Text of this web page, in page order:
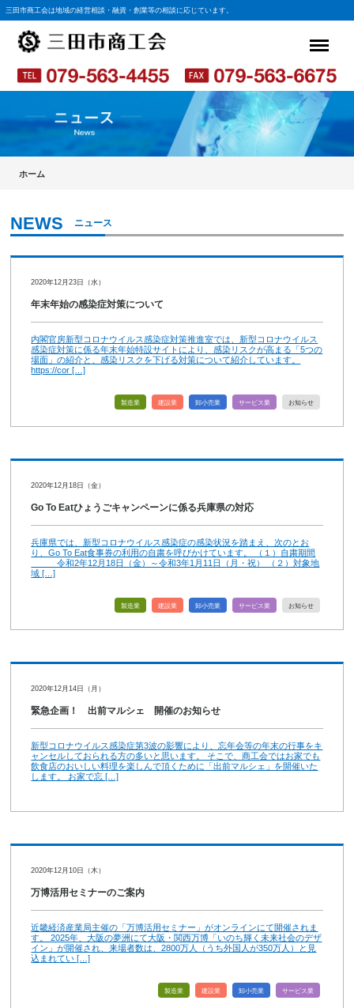
三田市商工会は地域の経営相談・融資・創業等の相談に応じています。
ホーム
ニュース
2020年12月23日（水）
年末年始の感染症対策について
内閣官房新型コロナウイルス感染症対策推進室では、新型コロナウイルス
感染症対策に係る年末年始特設サイトにより、感染リスクが高まる「5つの
場面」の紹介と、感染リスクを下げる対策について紹介しています。
https://cor […]
製造業 建設業 卸小売業 サービス業 お知らせ
2020年12月18日（金）
Go To Eatひょうごキャンペーンに係る兵庫県の対応
兵庫県では、新型コロナウイルス感染症の感染状況を踏まえ、次のとお
り、Go To Eat食事券の利用の自粛を呼びかけています。 （１）自粛期間
令和2年12月18日（金）～令和3年1月11日（月・祝） （２）対象地
域 […]
製造業 建設業 卸小売業 サービス業 お知らせ
2020年12月14日（月）
緊急企画！ 出前マルシェ 開催のお知らせ
新型コロナウイルス感染症第3波の影響により、忘年会等の年末の行事をキ
ャンセルしておられる方の多いと思います。 そこで、商工会ではお家でも
飲食店のおいしい料理を楽しんで頂くために「出前マルシェ」を開催いた
します。 お家で忘 […]
2020年12月10日（木）
万博活用セミナーのご案内
近畿経済産業局主催の「万博活用セミナー」がオンラインにて開催されま
す。 2025年、大阪の夢洲にて大阪・関西万博「いのち輝く未来社会のデザ
イン」が開催され、来場者数は、2800万人（うち外国人が350万人）と見
込まれてい […]
製造業 建設業 卸小売業 サービス業